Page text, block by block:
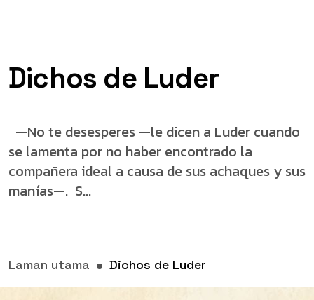
Dichos de Luder
—No te desesperes —le dicen a Luder cuando
se lamenta por no haber encontrado la
compañera ideal a causa de sus achaques y sus
manías—. S...
Laman utama Dichos de Luder